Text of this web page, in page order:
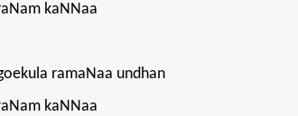
kaNNaa
ramaNaa undhan
kaNNaa